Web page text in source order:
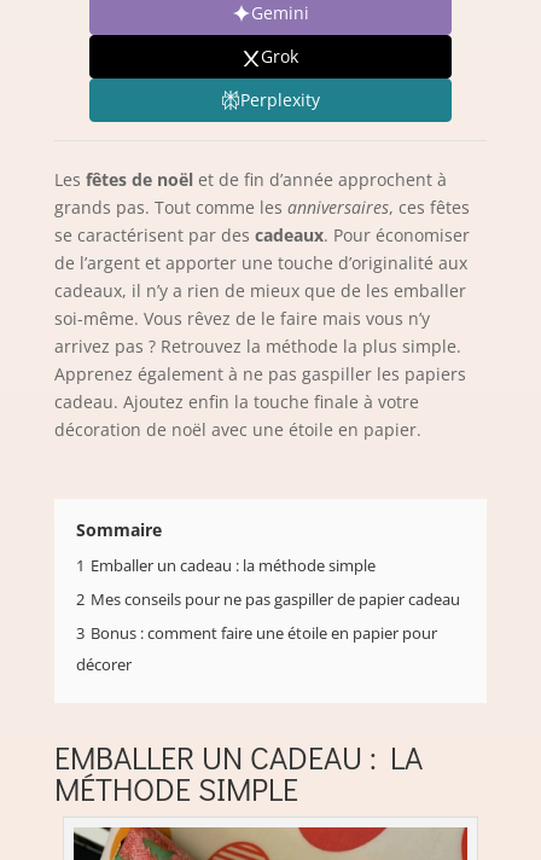
Gemini
Grok
Perplexity
Les fêtes de noëlet de fin d’année approchent à
grands pas. Tout comme les anniversaires, ces fêtes
se caractérisent par des cadeaux. Pour économiser
de l’argent et apporter une touche d’originalité aux
cadeaux, il n’y a rien de mieux que de les emballer
soi-même. Vous rêvez de le faire mais vous n’y
arrivez pas ? Retrouvez la méthode la plus simple.
Apprenez également à ne pas gaspiller les papiers
cadeau. Ajoutez enfin la touche finale à votre
décoration de noël avec une étoile en papier.
Sommaire
1 Emballer un cadeau : la méthode simple
2 Mes conseils pour ne pas gaspiller de papier cadeau
3 Bonus : comment faire une étoile en papier pour
décorer
EMBALLER UN CADEAU : LA
MÉTHODE SIMPLE